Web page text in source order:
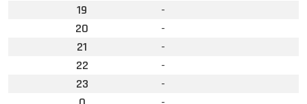
19
-
20
-
21
-
22
-
23
-